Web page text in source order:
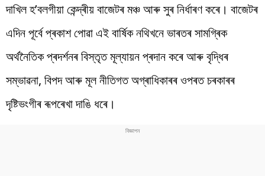
দাখিল হ’বলগীয়া কেন্দ্ৰীয় বাজেটৰ মঞ্চ আৰু সুৰ নিৰ্ধাৰণ কৰে। বাজেটৰ
এদিন পূৰ্বে প্ৰকাশ পোৱা এই বাৰ্ষিক নথিখনে ভাৰতৰ সামগ্ৰিক
অৰ্থনৈতিক প্ৰদৰ্শনৰ বিস্তৃত মূল্যায়ন প্ৰদান কৰে আৰু বৃদ্ধিৰ
সম্ভাৱনা, বিপদ আৰু মূল নীতিগত অগ্ৰাধিকাৰৰ ওপৰত চৰকাৰৰ
দৃষ্টিভংগীৰ ৰূপৰেখা দাঙি ধৰে।